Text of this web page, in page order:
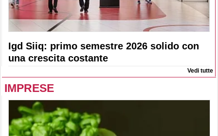
Igd Siiq: primo semestre 2026 solido con
una crescita costante
Vedi tutte
IMPRESE